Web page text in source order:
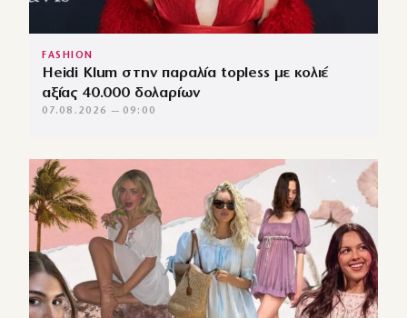
FASHION
Heidi Klum στην παραλία topless με κολιέ
αξίας 40.000 δολαρίων
07.08.2026 — 09:00